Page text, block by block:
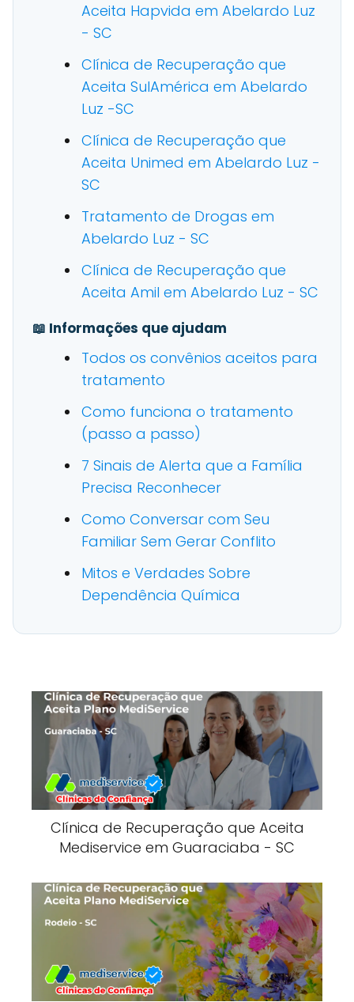
Aceita Hapvida em Abelardo Luz
- SC
Clínica de Recuperação que
Aceita SulAmérica em Abelardo
Luz -SC
Clínica de Recuperação que
Aceita Unimed em Abelardo Luz -
SC
Tratamento de Drogas em
Abelardo Luz - SC
Clínica de Recuperação que
Aceita Amil em Abelardo Luz - SC
📖 Informações que ajudam
Todos os convênios aceitos para
tratamento
Como funciona o tratamento
(passo a passo)
7 Sinais de Alerta que a Família
Precisa Reconhecer
Como Conversar com Seu
Familiar Sem Gerar Conflito
Mitos e Verdades Sobre
Dependência Química
Clínica de Recuperação que Aceita
Mediservice em Guaraciaba - SC